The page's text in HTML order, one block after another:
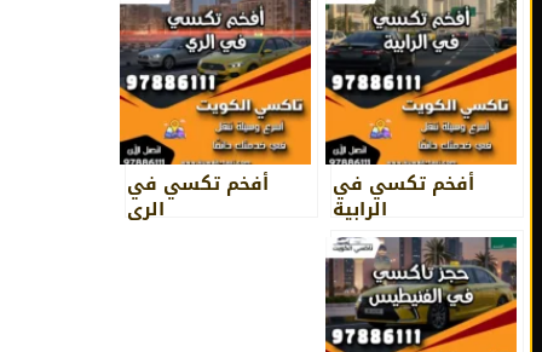
أفخم تكسي في
الرابية
أفخم تكسي في
الري